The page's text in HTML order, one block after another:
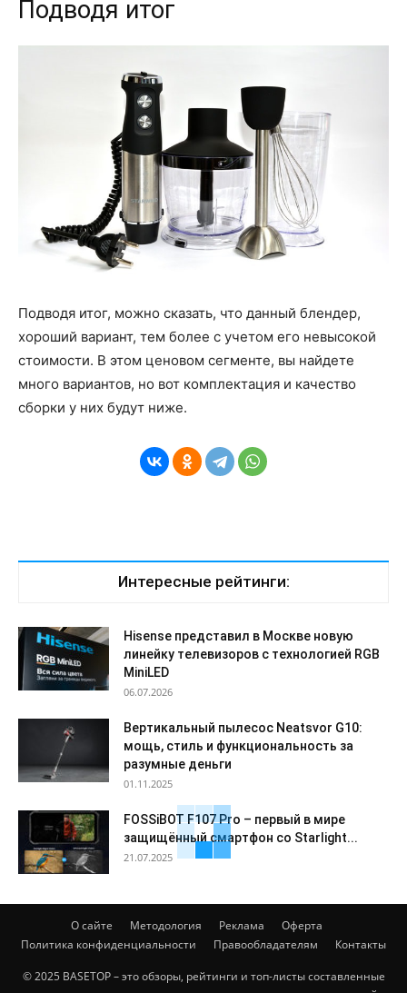
Подводя итог
Подводя итог, можно сказать, что данный блендер,
хороший вариант, тем более с учетом его невысокой
стоимости. В этом ценовом сегменте, вы найдете
много вариантов, но вот комплектация и качество
сборки у них будут ниже.
Интересные рейтинги:
Hisense представил в Москве новую
линейку телевизоров с технологией RGB
MiniLED
06.07.2026
Вертикальный пылесос Neatsvor G10:
мощь, стиль и функциональность за
разумные деньги
01.11.2025
FOSSiBOT F107 Pro – первый в мире
защищённый смартфон со Starlight...
21.07.2025
О сайте Методология Реклама
Оферта
Политика конфиденциальности
Правообладателям Контакты
© 2025 BASETOP – это обзоры, рейтинги и топ-листы составленные